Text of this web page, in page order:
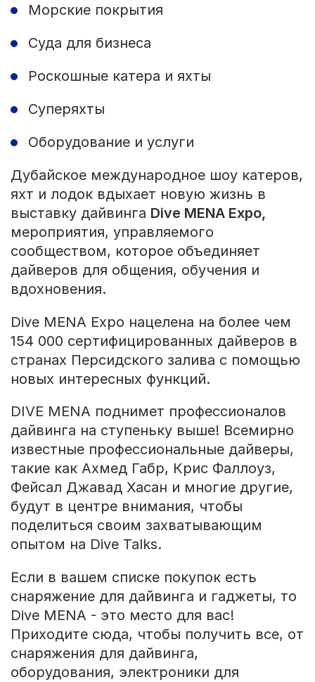
Морские покрытия
Суда для бизнеса
Роскошные катера и яхты
Суперяхты
Оборудование и услуги
Дубайское международное шоу катеров,
яхт и лодок вдыхает новую жизнь в
выставку дайвинга Dive MENA Expo,
мероприятия, управляемого
сообществом, которое объединяет
дайверов для общения, обучения и
вдохновения.
Dive MENA Expo нацелена на более чем
154 000 сертифицированных дайверов в
странах Персидского залива с помощью
новых интересных функций.
DIVE MENA поднимет профессионалов
дайвинга на ступеньку выше! Всемирно
известные профессиональные дайверы,
такие как Ахмед Габр, Крис Фаллоуз,
Фейсал Джавад Хасан и многие другие,
будут в центре внимания, чтобы
поделиться своим захватывающим
опытом на Dive Talks.
Если в вашем списке покупок есть
снаряжение для дайвинга и гаджеты, то
Dive MENA - это место для вас!
Приходите сюда, чтобы получить все, от
снаряжения для дайвинга,
оборудования, электроники для